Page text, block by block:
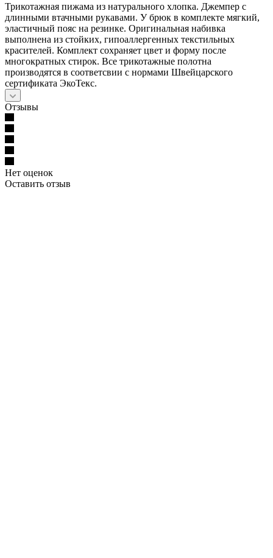
Трикотажная пижама из натурального хлопка. Джемпер с
длинными втачными рукавами. У брюк в комплекте мягкий,
эластичный пояс на резинке. Оригинальная набивка
выполнена из стойких, гипоаллергенных текстильных
красителей. Комплект сохраняет цвет и форму после
многократных стирок. Все трикотажные полотна
производятся в соответсвии с нормами Швейцарского
сертификата ЭкоТекс.
Отзывы
Нет оценок
Оставить отзыв